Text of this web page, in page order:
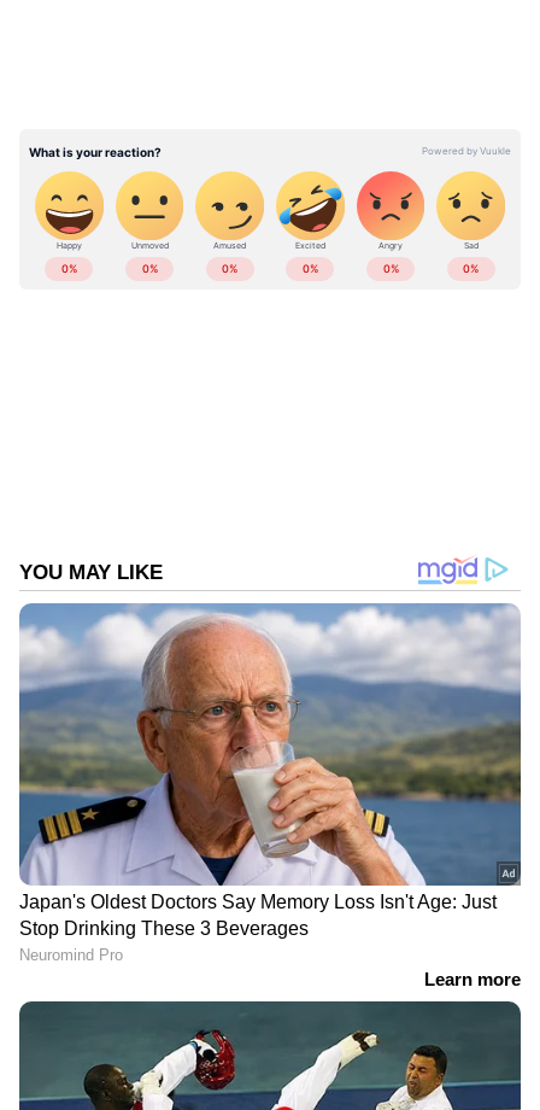
ABOUT THE AUTHOR
DOWNLOAD APP
ഏഷ്യാനെറ്റ് ന്യൂസ് മലയാളത്തിലൂടെ
തുടങ്ങി
അപ്‌ഡേറ്റുകൾ ഒറ്റതൊട്ടിൽ. നിങ്ങളുടെ പ്രിയ
ടീമുകളുടെ പ്രകടനങ്ങൾ, ആവേശകരമായ